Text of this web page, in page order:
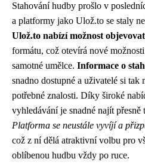
Stahování hudby prošlo v
a platformy jako Ulož.to se staly
Ulož.to nabízí možnost
formátu, což otevírá nové
samotné umělce. Informace o
snadno dostupné a uživatelé si
potřebné znalosti. Díky široké
vyhledávání je snadné najít přesně
Platforma se neustále vyvíjí a
což z ní dělá atraktivní volbu pro
oblíbenou hudbu vždy po ruce.